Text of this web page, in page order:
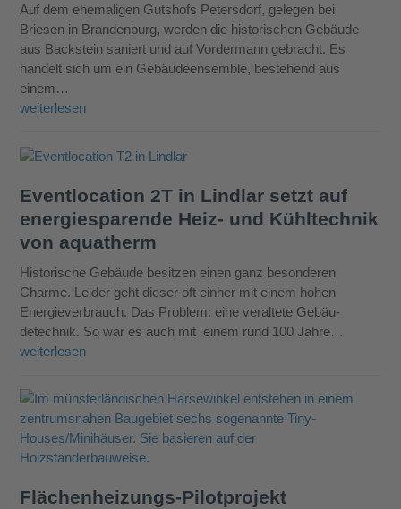
Auf dem ehemaligen Gutshofs Petersdorf, gelegen bei
Briesen in Brandenburg, werden die historischen Gebäude
aus Backstein saniert und auf Vordermann gebracht. Es
handelt sich um ein Gebäudeensemble, bestehend aus
einem…
weiterlesen
Eventlocation 2T in Lindlar setzt auf
energiesparende Heiz- und Kühltechnik
von aquatherm
Historische Gebäude besitzen einen ganz besonderen
Charme. Leider geht dieser oft einher mit einem hohen
Energiever­brauch. Das Problem: eine veraltete Gebäu­
detechnik. So war es auch mit einem rund 100 Jahre…
weiterlesen
Flächenheizungs-Pilotprojekt